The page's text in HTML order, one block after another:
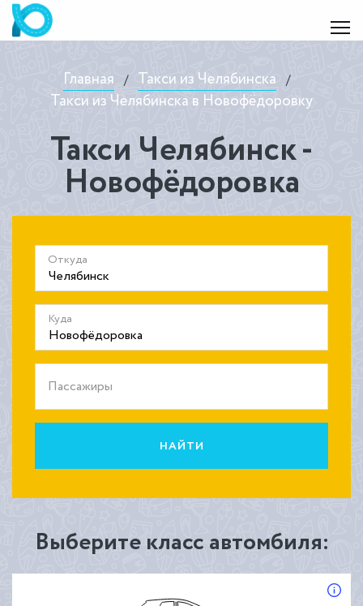
Главная / Такси из Челябинска /
Такси из Челябинска в Новофёдоровку
Такси Челябинск -
Новофёдоровка
Откуда
Куда
Пассажиры
НАЙТИ
Выберите класс автомбиля: